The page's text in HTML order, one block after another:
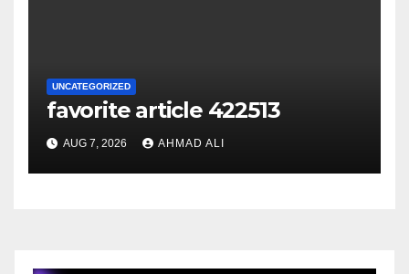
UNCATEGORIZED
favorite article 422513
AUG 7, 2026 AHMAD ALI